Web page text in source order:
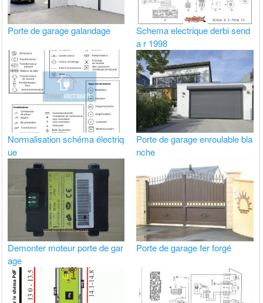
Porte de garage galandage
Schema electrique derbi send
a r 1998
Normalisation schéma électriq
ue
Porte de garage enroulable bla
nche
Demonter moteur porte de gar
age
Porte de garage fer forgé